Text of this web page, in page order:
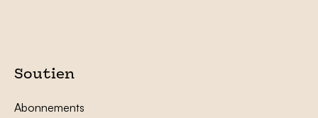
Soutien
Abonnements